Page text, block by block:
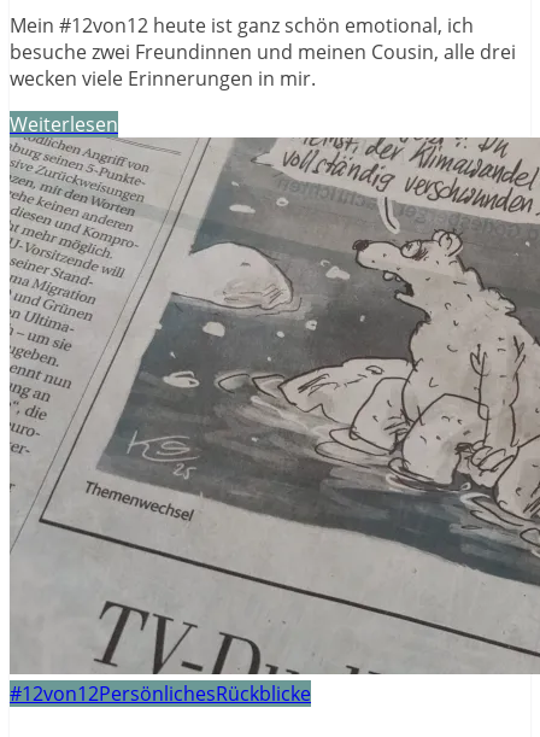
Mein #12von12 heute ist ganz schön emotional, ich
besuche zwei Freundinnen und meinen Cousin, alle drei
wecken viele Erinnerungen in mir.
Weiterlesen
#12von12PersönlichesRückblicke